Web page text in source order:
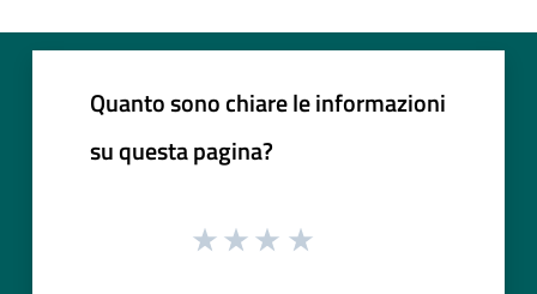
Quanto sono chiare le informazioni
su questa pagina?